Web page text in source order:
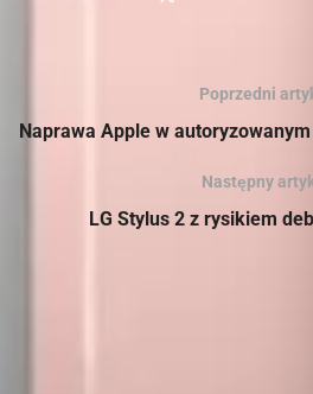
czym przez długi czas
swojego dotychczasowego sprzętu.
zarzucające firmie brak
Poprzedni
Naprawa Apple w autoryzowanym
Następny
LG Stylus 2 z rysikiem